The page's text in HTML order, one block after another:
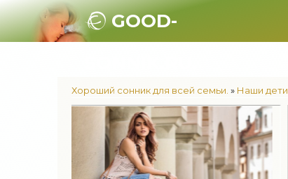
GOOD-
Хороший сонник для всей семьи. » Наши дети